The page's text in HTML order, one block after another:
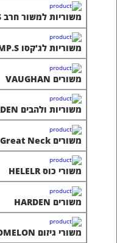
משוריות למשור חרב MP.S
משוריות לג'קסו MP.S
משורים VAUGHAN
משוריות ולהבים HARDEN
משורים Great Neck
משורי כוס HELELR
משורים HARDEN
משורי גיזום KOMELON